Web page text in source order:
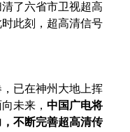
了六省市卫视超高
此刻，超高清信号
已在神州大地上挥
未来， 中国广电将
不断完善超高清传